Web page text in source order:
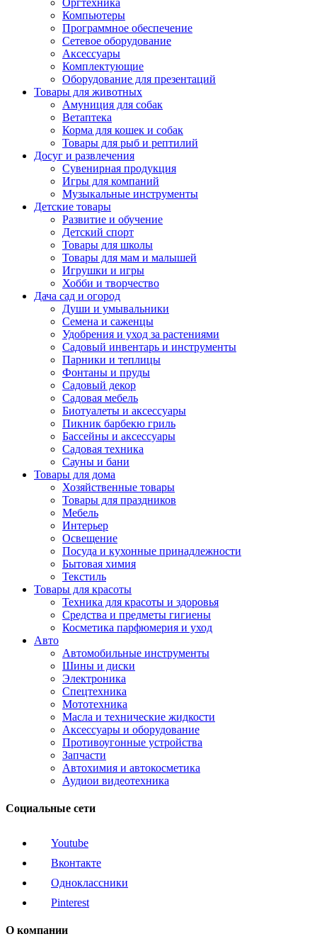
Компьютеры
Программное обеспечение
Сетевое оборудование
Аксессуары
Комплектующие
Оборудование для презентаций
Товары для животных
Амуниция для собак
Ветаптека
Корма для кошек и собак
Товары для рыб и рептилий
Досуг и развлечения
Сувенирная продукция
Игры для компаний
Музыкальные инструменты
Детские товары
Развитие и обучение
Детский спорт
Товары для школы
Товары для мам и малышей
Игрушки и игры
Хобби и творчество
Дача сад и огород
Души и умывальники
Семена и саженцы
Удобрения и уход за растениями
Садовый инвентарь и инструменты
Парники и теплицы
Фонтаны и пруды
Садовый декор
Садовая мебель
Биотуалеты и аксессуары
Пикник барбекю гриль
Бассейны и аксессуары
Садовая техника
Сауны и бани
Товары для дома
Хозяйственные товары
Товары для праздников
Мебель
Интерьер
Освещение
Посуда и кухонные принадлежности
Бытовая химия
Текстиль
Товары для красоты
Техника для красоты и здоровья
Средства и предметы гигиены
Косметика парфюмерия и уход
Авто
Автомобильные инструменты
Шины и диски
Электроника
Спецтехника
Мототехника
Масла и технические жидкости
Аксессуары и оборудование
Противоугонные устройства
Запчасти
Автохимия и автокосметика
Аудиои видеотехника
Социальные сети
Youtube
Вконтакте
Одноклассники
Pinterest
О компании